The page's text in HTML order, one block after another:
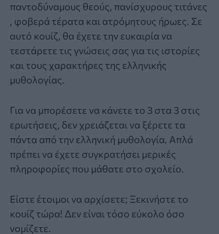
παντοδύναμους θεούς, πανίσχυρους τιτάνες
, φοβερά τέρατα και ατρόμητους ήρωες. Σε
αυτό κουίζ, θα έχετε την ευκαιρία να
τεστάρετε τις γνώσεις σας για τις ιστορίες
και τους χαρακτήρες της ελληνικής
μυθολογίας.
Για να μπορέσετε να κάνετε το 3 στα 3 στις
ερωτήσεις, δεν χρειάζεται να ξέρετε τα
πάντα από την ελληνική μυθολογία. Απλά
πρέπει να έχετε συγκρατήσει μερικές
πληροφορίες που μάθατε στο σχολείο.
Είστε έτοιμοι να αρχίσετε; Ξεκινήστε το
κουίζ τώρα! Δεν είναι τόσο εύκολο όσο
νομίζετε.